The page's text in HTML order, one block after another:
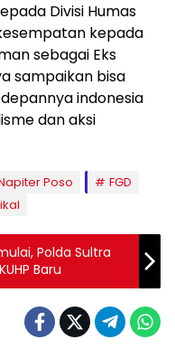
Divisi Humas
kepada
sebagai Eks
sampaikan bisa
indonesia
dan aksi
Poso
FGD
Polda Sultra
Baru